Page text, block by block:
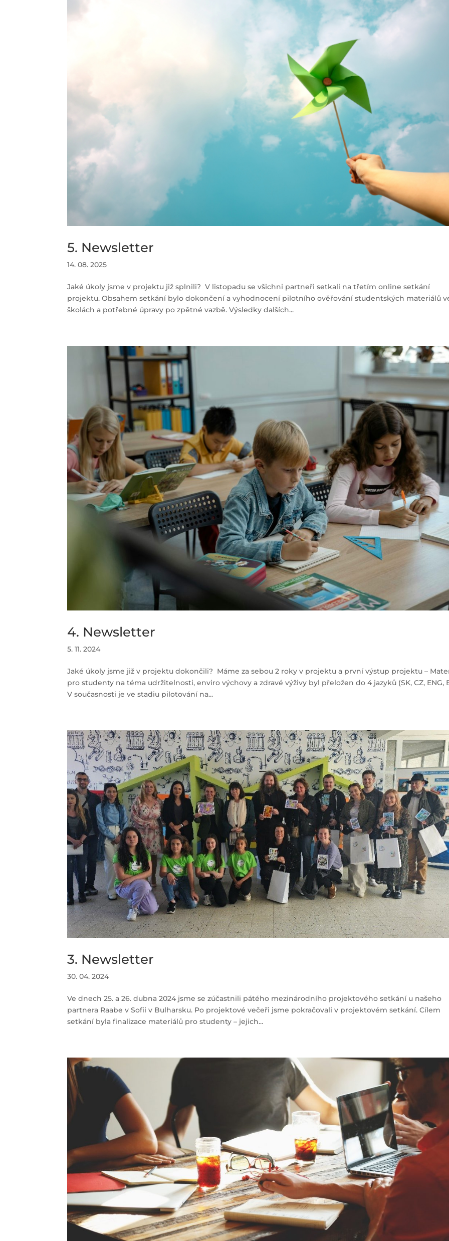
5. Newsletter
14. 08. 2025
Jaké úkoly jsme v projektu již splnili? V listopadu se všichni partneři setkali na třetím online setkání
projektu. Obsahem setkání bylo dokončení a vyhodnocení pilotního ověřování studentských materiálů
školách a potřebné úpravy po zpětné vazbě. Výsledky dalších...
4. Newsletter
5. 11. 2024
Jaké úkoly jsme již v projektu dokončili? Máme za sebou 2 roky v projektu a první výstup projektu –
pro studenty na téma udržitelnosti, enviro výchovy a zdravé výživy byl přeložen do 4 jazyků (SK, CZ, ENG,
V současnosti je ve stadiu pilotování na...
3. Newsletter
30. 04. 2024
Ve dnech 25. a 26. dubna 2024 jsme se zúčastnili pátého mezinárodního projektového setkání u našeho
partnera Raabe v Sofii v Bulharsku. Po projektové večeři jsme pokračovali v projektovém setkání. Cílem
setkání byla finalizace materiálů pro studenty – jejich...